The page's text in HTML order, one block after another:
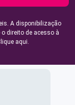
A disponibilização
direito de acesso à
aqui.